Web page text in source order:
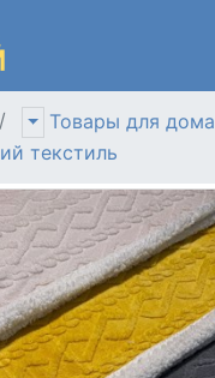
Товары для дома
текстиль